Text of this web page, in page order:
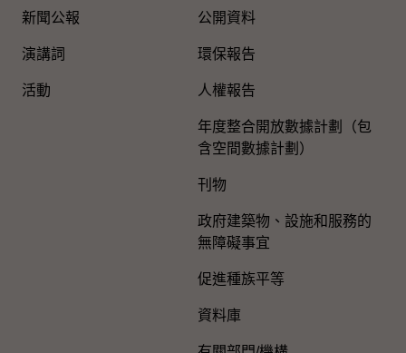
新聞公報
演講詞
活動
公開資料
環保報告
人權報告
年度整合開放數據計劃（包
含空間數據計劃）
刊物
政府建築物、設施和服務的
無障礙事宜
促進種族平等
資料庫